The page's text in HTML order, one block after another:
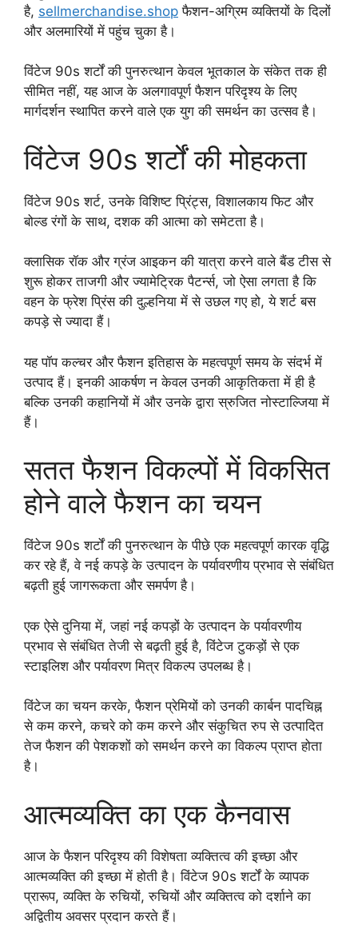
है, sellmerchandise.shop फैशन-अग्रिम व्यक्तियों के दिलों
और अलमारियों में पहुंच चुका है।
विंटेज 90s शर्टों की पुनरुत्थान केवल भूतकाल के संकेत तक ही
सीमित नहीं, यह आज के अलगावपूर्ण फैशन परिदृश्य के लिए
मार्गदर्शन स्थापित करने वाले एक युग की समर्थन का उत्सव है।
विंटेज 90s शर्टों की मोहकता
विंटेज 90s शर्ट, उनके विशिष्ट प्रिंट्स, विशालकाय फिट और
बोल्ड रंगों के साथ, दशक की आत्मा को समेटता है।
क्लासिक रॉक और ग्रंज आइकन की यात्रा करने वाले बैंड टीस से
शुरू होकर ताजगी और ज्यामेट्रिक पैटर्न्स, जो ऐसा लगता है कि
वहन के फ्रेश प्रिंस की दुल्हनिया में से उछल गए हो, ये शर्ट बस
कपड़े से ज्यादा हैं।
यह पॉप कल्चर और फैशन इतिहास के महत्वपूर्ण समय के संदर्भ में
उत्पाद हैं। इनकी आकर्षण न केवल उनकी आकृतिकता में ही है
बल्कि उनकी कहानियों में और उनके द्वारा स्रुजित नोस्टाल्जिया में
हैं।
सतत फैशन विकल्पों में विकसित
होने वाले फैशन का चयन
विंटेज 90s शर्टों की पुनरुत्थान के पीछे एक महत्वपूर्ण कारक वृद्धि
कर रहे हैं, वे नई कपड़े के उत्पादन के पर्यावरणीय प्रभाव से संबंधित
बढ़ती हुई जागरूकता और समर्पण है।
एक ऐसे दुनिया में, जहां नई कपड़ों के उत्पादन के पर्यावरणीय
प्रभाव से संबंधित तेजी से बढ़ती हुई है, विंटेज टुकड़ों से एक
स्टाइलिश और पर्यावरण मित्र विकल्प उपलब्ध है।
विंटेज का चयन करके, फैशन प्रेमियों को उनकी कार्बन पादचिह्न
से कम करने, कचरे को कम करने और संकुचित रुप से उत्पादित
तेज फैशन की पेशकशों को समर्थन करने का विकल्प प्राप्त होता
है।
आत्मव्यक्ति का एक कैनवास
आज के फैशन परिदृश्य की विशेषता व्यक्तित्व की इच्छा और
आत्मव्यक्ति की इच्छा में होती है। विंटेज 90s शर्टों के व्यापक
प्रारूप, व्यक्ति के रुचियों, रुचियों और व्यक्तित्व को दर्शाने का
अद्वितीय अवसर प्रदान करते हैं।